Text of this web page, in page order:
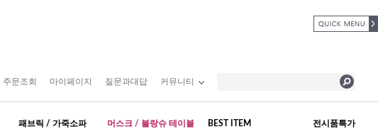
주문조회 마이페이지 질문과대답 커뮤니티
패브릭 / 가죽소파 머스크 / 블랑슈 테이블 BEST ITEM 전시품특가